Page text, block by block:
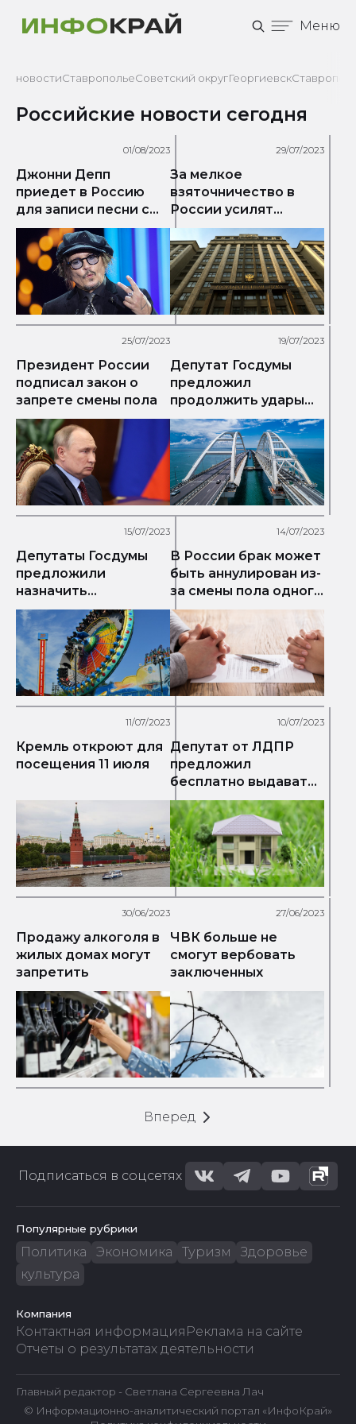
Меню
новостиСтавропольеСоветский округГеоргиевск
Российские новости сегодня
01/08/2023
Джонни Депп
приедет в Россию
для записи песни с
музыкальной группой
29/07/2023
За мелкое
взяточничество в
России усилят
уголовную
ответственность
25/07/2023
Президент России
подписал закон о
запрете смены пола
19/07/2023
Депутат Госдумы
предложил
продолжить удары
возмездия за
Крымский мост
15/07/2023
Депутаты Госдумы
предложили
назначить
ответственного за
аттракционы
14/07/2023
В России брак может
быть аннулирован из-
за смены пола одного
из супругов
11/07/2023
Кремль откроют для
посещения 11 июля
10/07/2023
Депутат от ЛДПР
предложил
бесплатно выдавать
землю семьям после
10 лет брака
30/06/2023
Продажу алкоголя в
жилых домах могут
запретить
27/06/2023
ЧВК больше не
смогут вербовать
заключенных
Вперед
Подписаться в соцсетях
Популярные рубрики
Политика Экономика Туризм
Здоровье
культура
Компания
Контактная информация Реклама на сайте
Отчеты о результатах деятельности
Главный редактор - Светлана Сергеевна Лач
© Информационно-аналитический портал «ИнфоКрай»